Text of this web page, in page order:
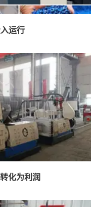
运行
化为利润